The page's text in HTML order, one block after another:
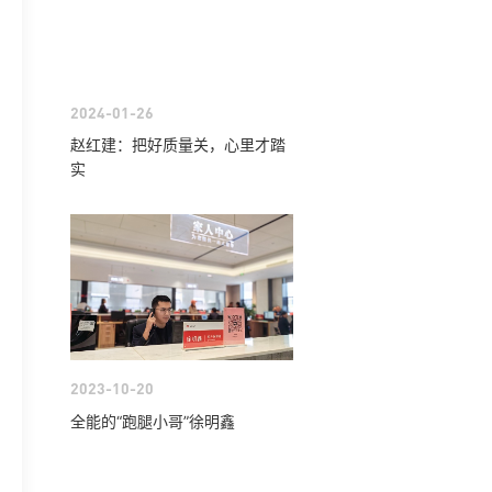
2024-01-26
赵红建：把好质量关，心里才踏
实
2023-10-20
全能的“跑腿小哥”徐明鑫